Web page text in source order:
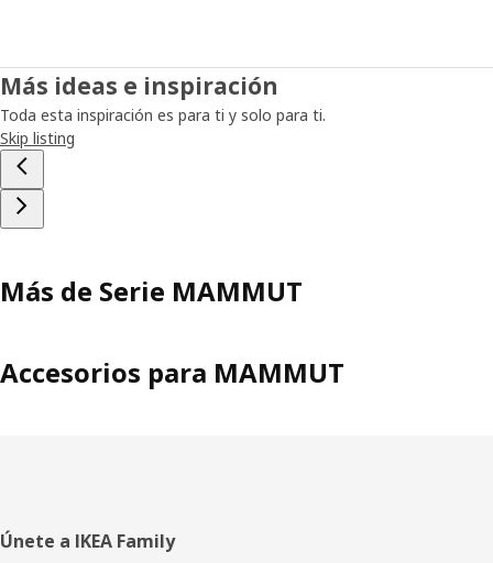
Más ideas e inspiración
Toda esta inspiración es para ti y solo para ti.
Skip listing
Más de Serie MAMMUT
Accesorios para MAMMUT
Pie
Únete a IKEA Family